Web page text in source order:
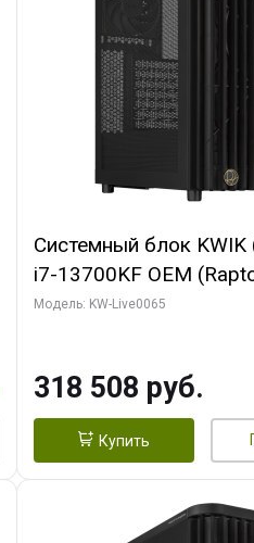
Системный блок KWIK
i7-13700KF OEM
7, C16 8EC/8PC/ 64 ГБ
2/ 1 ТБ SSD)
Модель: KW-Live0065
318 508 руб.
Купить